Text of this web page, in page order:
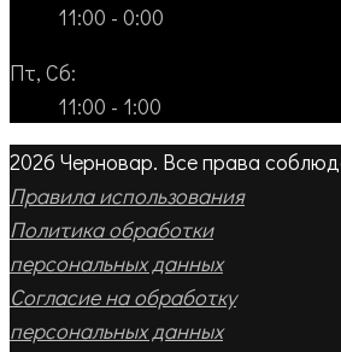
11:00 - 0:00
Пт, Сб:
11:00 - 1:00
2026 Черновар. Все права
Правила использования
Политика обработки
персональных данных
Согласие на обработку
персональных данных